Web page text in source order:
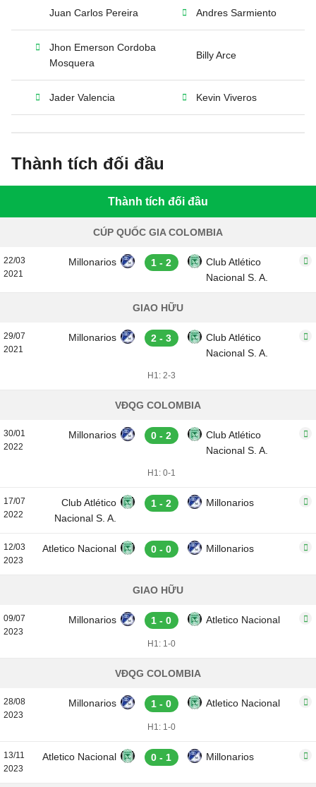
Juan Carlos Pereira Andres Sarmiento
Jhon Emerson Cordoba
Mosquera
Billy Arce
Jader Valencia Kevin Viveros
Thành tích đối đầu
Thành tích đối đầu
CÚP QUỐC GIA COLOMBIA
22/03
2021
Millonarios 1 - 2
Club Atlético
Nacional S. A.
GIAO HỮU
29/07
2021
Millonarios 2 - 3
Club Atlético
Nacional S. A.
H1: 2-3
VĐQG COLOMBIA
30/01
2022
Millonarios 0 - 2
Club Atlético
Nacional S. A.
H1: 0-1
17/07
2022
Club Atlético
Nacional S. A.
1 - 2 Millonarios
12/03
2023
Atletico Nacional 0 - 0 Millonarios
GIAO HỮU
09/07
2023
Millonarios 1 - 0 Atletico Nacional
H1: 1-0
VĐQG COLOMBIA
28/08
2023
Millonarios 1 - 0 Atletico Nacional
H1: 1-0
13/11
2023
Atletico Nacional 0 - 1 Millonarios